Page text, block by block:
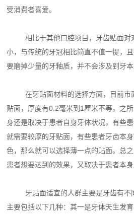
受消费者喜爱。
相比于其他口腔项目，牙齿贴面
小，与传统的牙冠相比简直不值一提，
要磨掉少量的牙釉质，并不会涉及到牙
在牙贴面材料的选择方面，目前
贴面，厚度有0.2毫米到1厘米不等，之
身还是取决于患者自身牙体状况，有些
就需要较厚的牙贴面，有些患者牙齿本
色，那么就可以选择薄一点的贴面。总
患者想要达到的效果，又取决于患者本身
牙贴面适宜的人群主要是牙齿有不
主要包括以下几种：其一是牙体天生发